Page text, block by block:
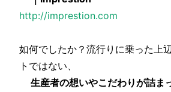
http://imprestion.com
如何でしたか？流行りに乗った上
トではない、
生産者の想いやこだわりが詰ま